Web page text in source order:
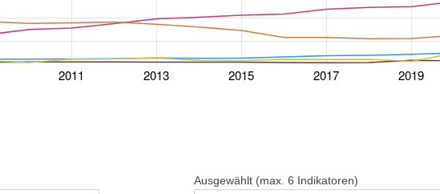
2011 2013 2015 2017 2019
Ausgewählt (max. 6 Indikatoren)